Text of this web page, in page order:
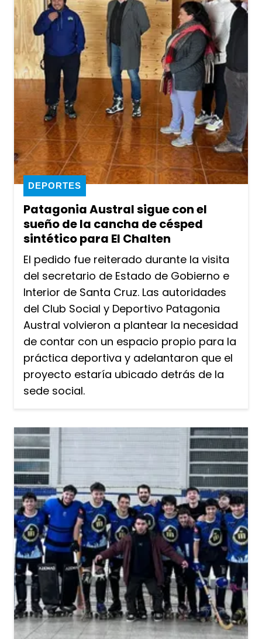
Patagonia Austral sigue con el
sueño de la cancha de césped
sintético para El Chalten
DEPORTES
El pedido fue reiterado durante la visita
del secretario de Estado de Gobierno e
Interior de Santa Cruz. Las autoridades
del Club Social y Deportivo Patagonia
Austral volvieron a plantear la necesidad
de contar con un espacio propio para la
práctica deportiva y adelantaron que el
proyecto estaría ubicado detrás de la
sede social.